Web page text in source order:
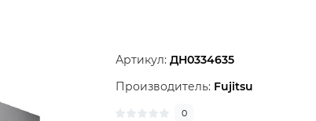
Артикул:ДН0334635
Производитель: Fujitsu
0